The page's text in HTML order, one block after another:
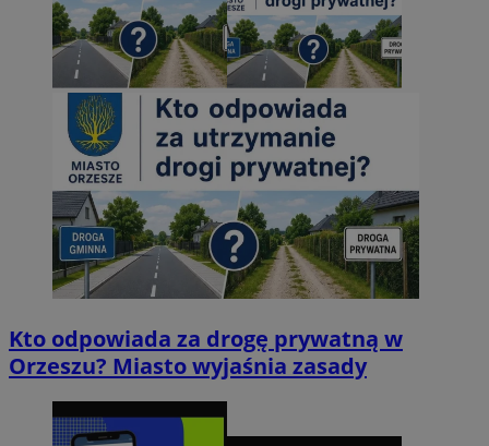
Kto odpowiada za drogę prywatną w
Orzeszu? Miasto wyjaśnia zasady